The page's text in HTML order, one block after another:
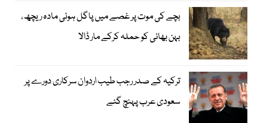
بچے کی موت پر غصے میں پاگل ہوئی مادہ ریچھ،
بہن بھائی کو حملہ کرکے مار ڈالا
ترکیہ کے صدر رجب طیب اردوان سرکاری دورے پر
سعودی عرب پہنچ گئے